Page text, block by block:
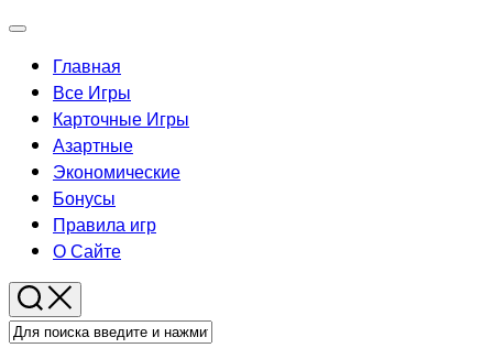
Перейти
содержанию
Развернуть
Главная
Родительская
текущая
страница
Все Игры
Карточные Игры
Родительская
текущая
страница
Азартные
Экономические
Бонусы
Правила игр
О Сайте